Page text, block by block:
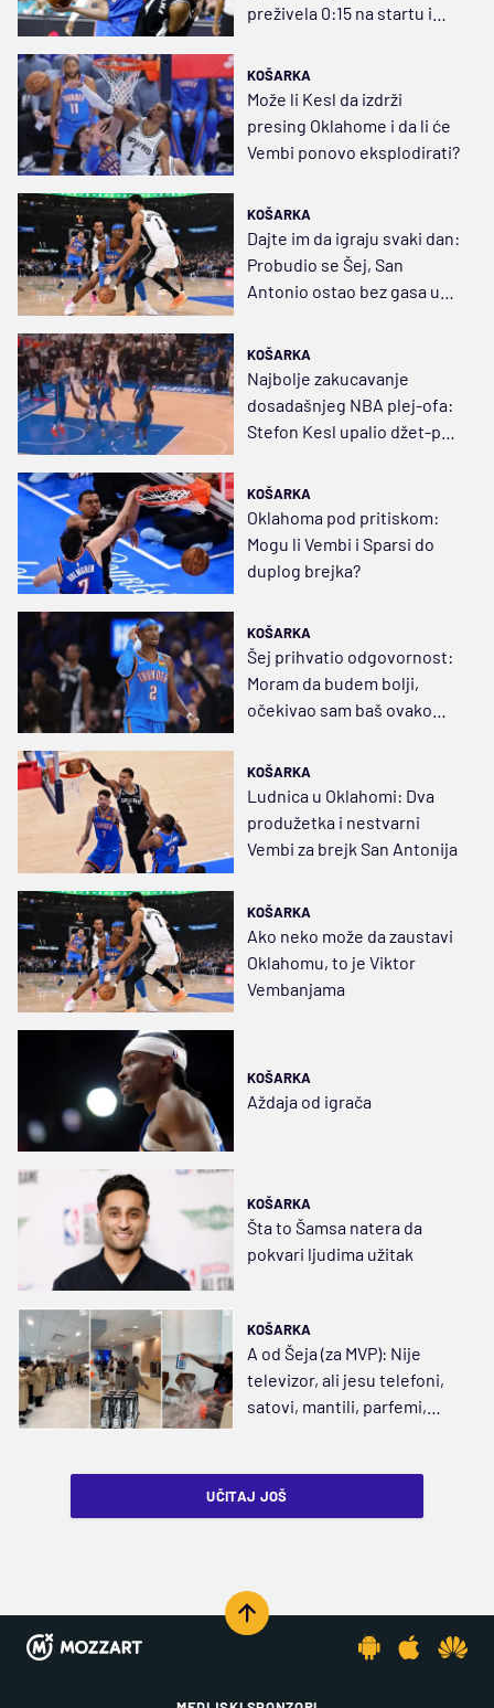
preživela 0:15 na startu i
KOŠARKA
Može li Kesl da izdrži
presing Oklahome i da li će
Vembi ponovo eksplodirati?
KOŠARKA
Dajte im da igraju svaki dan:
Probudio se Šej, San
Antonio ostao bez gasa u
KOŠARKA
Najbolje zakucavanje
dosadašnjeg NBA plej-ofa:
Stefon Kesl upalio džet-pek
KOŠARKA
Oklahoma pod pritiskom:
Mogu li Vembi i Sparsi do
duplog brejka?
KOŠARKA
Šej prihvatio odgovornost:
Moram da budem bolji,
očekivao sam baš ovako
KOŠARKA
Ludnica u Oklahomi: Dva
produžetka i nestvarni
Vembi za brejk San Antonija
KOŠARKA
Ako neko može da zaustavi
Oklahomu, to je Viktor
Vembanjama
KOŠARKA
Aždaja od igrača
KOŠARKA
Šta to Šamsa natera da
pokvari ljudima užitak
KOŠARKA
A od Šeja (za MVP): Nije
televizor, ali jesu telefoni,
satovi, mantili, parfemi,
UČITAJ JOŠ